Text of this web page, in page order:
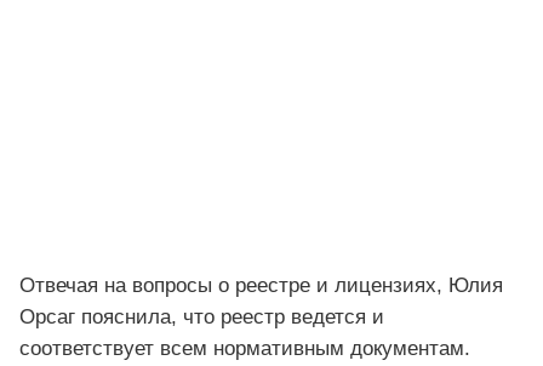
Отвечая на вопросы о реестре и лицензиях, Юлия
Орсаг пояснила, что реестр ведется и
соответствует всем нормативным документам.